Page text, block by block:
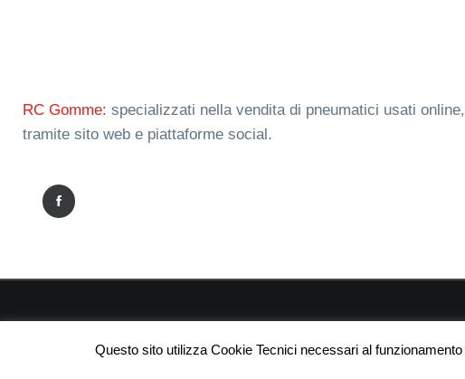
RC Gomme: specializzati nella vendita di pneumatici usati online,
tramite sito web e piattaforme social.
Questo sito utilizza Cookie Tecnici necessari al